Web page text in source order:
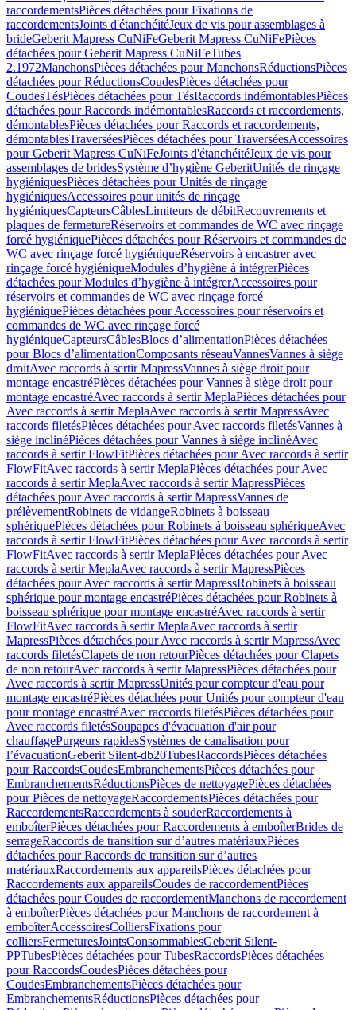
raccordementsPièces détachées pour Fixations de
raccordementsJoints d'étanchéitéJeux de vis pour assemblages à
brideGeberit Mapress CuNiFeGeberit Mapress CuNiFePièces
détachées pour Geberit Mapress CuNiFeTubes
2.1972ManchonsPièces détachées pour ManchonsRéductionsPièces
détachées pour RéductionsCoudesPièces détachées pour
CoudesTésPièces détachées pour TésRaccords indémontablesPièces
détachées pour Raccords indémontablesRaccords et raccordements,
démontablesPièces détachées pour Raccords et raccordements,
démontablesTraverséesPièces détachées pour TraverséesAccessoires
pour Geberit Mapress CuNiFeJoints d'étanchéitéJeux de vis pour
assemblages de bridesSystème d’hygiène GeberitUnités de rinçage
hygiéniquesPièces détachées pour Unités de rinçage
hygiéniquesAccessoires pour unités de rinçage
hygiéniquesCapteursCâblesLimiteurs de débitRecouvrements et
plaques de fermetureRéservoirs et commandes de WC avec rinçage
forcé hygiéniquePièces détachées pour Réservoirs et commandes de
WC avec rinçage forcé hygiéniqueRéservoirs à encastrer avec
rinçage forcé hygiéniqueModules d’hygiène à intégrerPièces
détachées pour Modules d’hygiène à intégrerAccessoires pour
réservoirs et commandes de WC avec rinçage forcé
hygiéniquePièces détachées pour Accessoires pour réservoirs et
commandes de WC avec rinçage forcé
hygiéniqueCapteursCâblesBlocs d’alimentationPièces détachées
pour Blocs d’alimentationComposants réseauVannesVannes à siège
droitAvec raccords à sertir MapressVannes à siège droit pour
montage encastréPièces détachées pour Vannes à siège droit pour
montage encastréAvec raccords à sertir MeplaPièces détachées pour
Avec raccords à sertir MeplaAvec raccords à sertir MapressAvec
raccords filetésPièces détachées pour Avec raccords filetésVannes à
siège inclinéPièces détachées pour Vannes à siège inclinéAvec
raccords à sertir FlowFitPièces détachées pour Avec raccords à sertir
FlowFitAvec raccords à sertir MeplaPièces détachées pour Avec
raccords à sertir MeplaAvec raccords à sertir MapressPièces
détachées pour Avec raccords à sertir MapressVannes de
prélèvementRobinets de vidangeRobinets à boisseau
sphériquePièces détachées pour Robinets à boisseau sphériqueAvec
raccords à sertir FlowFitPièces détachées pour Avec raccords à sertir
FlowFitAvec raccords à sertir MeplaPièces détachées pour Avec
raccords à sertir MeplaAvec raccords à sertir MapressPièces
détachées pour Avec raccords à sertir MapressRobinets à boisseau
sphérique pour montage encastréPièces détachées pour Robinets à
boisseau sphérique pour montage encastréAvec raccords à sertir
FlowFitAvec raccords à sertir MeplaAvec raccords à sertir
MapressPièces détachées pour Avec raccords à sertir MapressAvec
raccords filetésClapets de non retourPièces détachées pour Clapets
de non retourAvec raccords à sertir MapressPièces détachées pour
Avec raccords à sertir MapressUnités pour compteur d'eau pour
montage encastréPièces détachées pour Unités pour compteur d'eau
pour montage encastréAvec raccords filetésPièces détachées pour
Avec raccords filetésSoupapes d'évacuation d'air pour
chauffagePurgeurs rapidesSystèmes de canalisation pour
l’évacuationGeberit Silent-db20TubesRaccordsPièces détachées
pour RaccordsCoudesEmbranchementsPièces détachées pour
EmbranchementsRéductionsPièces de nettoyagePièces détachées
pour Pièces de nettoyageRaccordementsPièces détachées pour
RaccordementsRaccordements à souderRaccordements à
emboîterPièces détachées pour Raccordements à emboîterBrides de
serrageRaccords de transition sur d’autres matériauxPièces
détachées pour Raccords de transition sur d’autres
matériauxRaccordements aux appareilsPièces détachées pour
Raccordements aux appareilsCoudes de raccordementPièces
détachées pour Coudes de raccordementManchons de raccordement
à emboîterPièces détachées pour Manchons de raccordement à
emboîterAccessoiresColliersFixations pour
colliersFermeturesJointsConsommablesGeberit Silent-
PPTubesPièces détachées pour TubesRaccordsPièces détachées
pour RaccordsCoudesPièces détachées pour
CoudesEmbranchementsPièces détachées pour
EmbranchementsRéductionsPièces détachées pour